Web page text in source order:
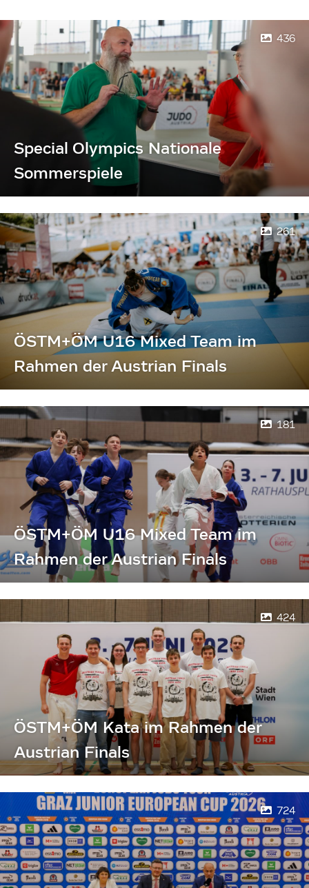
436
Special Olympics Nationale
Sommerspiele
261
ÖSTM+ÖM U16 Mixed Team im
Rahmen der Austrian Finals
181
ÖSTM+ÖM U16 Mixed Team im
Rahmen der Austrian Finals
424
ÖSTM+ÖM Kata im Rahmen der
Austrian Finals
724